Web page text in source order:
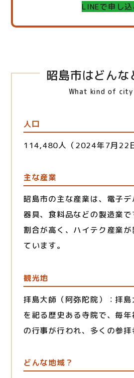
LINEで申し
昭島市はどんな
What kind of
人口
114,480人（2024年7月22
主な産業
昭島市の主な産業は、電子
器具、食料品などの製造業
割合が高く、ハイテク産業
ています。
観光地
拝島大師（阿弥陀院）：拝
を祀る歴史ある寺院で、毎
の行事が行われ、多くの参拝
どんな地域？